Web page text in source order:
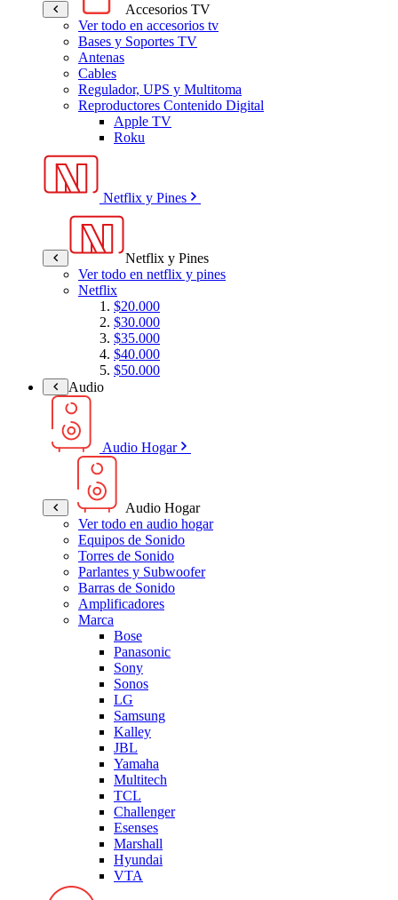
Accesorios TV
Ver todo en accesorios tv
Bases y Soportes TV
Antenas
Cables
Regulador, UPS y Multitoma
Reproductores Contenido Digital
Apple TV
Roku
Netflix y Pines
Netflix y Pines
Ver todo en netflix y pines
Netflix
$20.000
$30.000
$35.000
$40.000
$50.000
Audio
Audio Hogar
Audio Hogar
Ver todo en audio hogar
Equipos de Sonido
Torres de Sonido
Parlantes y Subwoofer
Barras de Sonido
Amplificadores
Marca
Bose
Panasonic
Sony
Sonos
LG
Samsung
Kalley
JBL
Yamaha
Multitech
TCL
Challenger
Esenses
Marshall
Hyundai
VTA